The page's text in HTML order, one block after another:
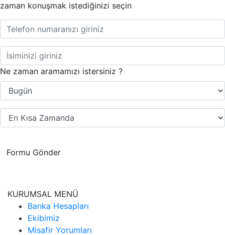
zaman konuşmak istediğinizi seçin
Ne zaman aramamızı istersiniz ?
Formu Gönder
KURUMSAL MENÜ
Banka Hesapları
Ekibimiz
Misafir Yorumları